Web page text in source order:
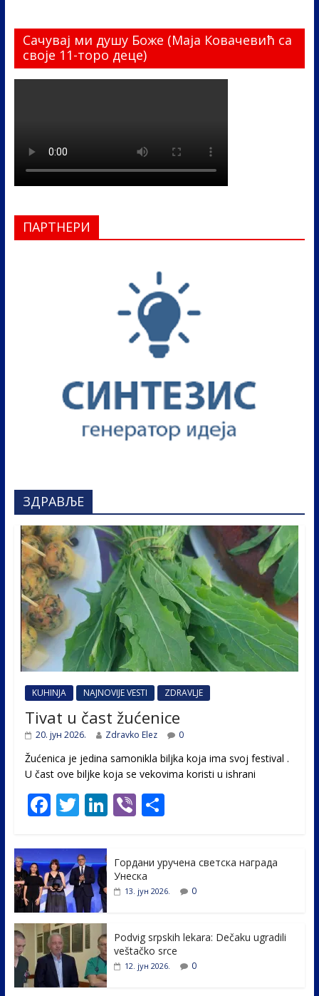
Сачувај ми душу Боже (Маја Ковачевић са
своје 11-торо деце)
ПАРТНЕРИ
ЗДРАВЉЕ
KUHINJA NAJNOVIJE VESTI ZDRAVLJE
Tivat u čast žućenice
20. јун 2026. Zdravko Elez 0
Žućenica je jedina samonikla biljka koja ima svoj festival .
U čast ovе biljke koja se vekovima koristi u ishrani
F
e
b
o
o
k
T
itt
er
Li
e
dI
Vi S
e
Гордани уручена светска награда
Унеска
13. јун 2026. 0
Podvig srpskih lekara: Dečaku ugradili
veštačko srce
12. јун 2026. 0